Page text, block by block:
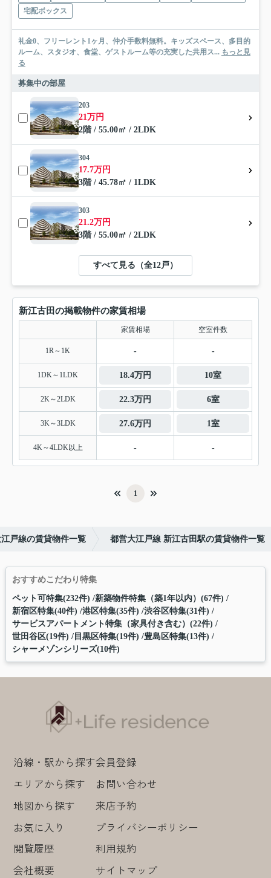
宅配ボックス
礼金0、フリーレント1ヶ月、仲介手数料無料。キッズスペース、多目的
ルーム、スタジオ、食堂、ゲストルーム等の充実した共用ス... もっと見
る
募集中の部屋
203
21万円
2階 / 55.00㎡ / 2LDK
304
17.7万円
3階 / 45.78㎡ / 1LDK
303
21.2万円
3階 / 55.00㎡ / 2LDK
すべて見る（全12戸）
新江古田の掲載物件の家賃相場
家賃相場 空室件数
1R～1K - -
1DK～1LDK 18.4万円 10室
2K～2LDK 22.3万円 6室
3K～3LDK 27.6万円 1室
4K～4LDK以上 - -
1
戸線の賃貸物件一覧 都営大江戸線 新江古田駅の賃貸物件一覧
おすすめこだわり特集
ペット可特集(232件) 新築物件特集（築1年以内）(67件)
新宿区特集(40件) 港区特集(35件) 渋谷区特集(31件)
サービスアパートメント特集（家具付き含む）(22件)
世田谷区(19件) 目黒区特集(19件) 豊島区特集(13件)
シャーメゾンシリーズ(10件)
沿線・駅から探す
エリアから探す
地図から探す
お気に入り
閲覧履歴
会社概要
会員登録
お問い合わせ
来店予約
プライバシーポリシー
利用規約
サイトマップ